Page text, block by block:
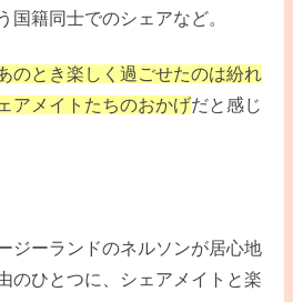
国籍同士でのシェアなど。
のとき楽しく過ごせたのは紛れ
アメイトたちのおかげだと感じ
ジーランドのネルソンが居心地
のひとつに、シェアメイトと楽